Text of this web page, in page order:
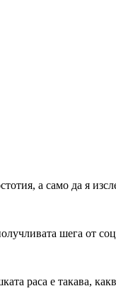
а само да я
шега от
раса е такава,